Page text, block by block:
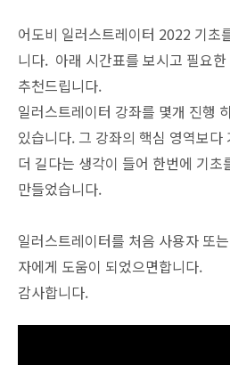
어도비 일러스트레이터 2022 기초
니다. 아래 시간표를 보시고 필요
추천드립니다.
일러스트레이터 강좌를 몇개 진행
있습니다. 그 강좌의 핵심 영역보다
더 길다는 생각이 들어 한번에 기
만들었습니다.
일러스트레이터를 처음 사용자 또
자에게 도움이 되었으면합니다.
감사합니다.